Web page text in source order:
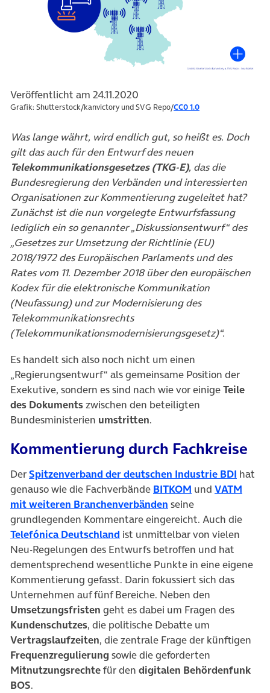
Veröffentlicht am 24.11.2020
Grafik: Shutterstock/kanvictory und SVG Repo/CC0 1.0
Was lange währt, wird endlich gut, so heißt es. Doch
gilt das auch für den Entwurf des neuen
Telekommunikationsgesetzes (TKG-E), das die
Bundesregierung den Verbänden und interessierten
Organisationen zur Kommentierung zugeleitet hat?
Zunächst ist die nun vorgelegte Entwurfsfassung
lediglich ein so genannter „Diskussionsentwurf“ des
„Gesetzes zur Umsetzung der Richtlinie (EU)
2018/1972 des Europäischen Parlaments und des
Rates vom 11. Dezember 2018 über den europäischen
Kodex für die elektronische Kommunikation
(Neufassung) und zur Modernisierung des
Telekommunikationsrechts
(Telekommunikationsmodernisierungsgesetz)“.
Es handelt sich also noch nicht um einen
„Regierungsentwurf“ als gemeinsame Position der
Exekutive, sondern es sind nach wie vor einigeTeile
des Dokumentszwischen den beteiligten
Bundesministerien umstritten.
Kommentierung durch Fachkreise
DerSpitzenverband der deutschen Industrie BDI hat
genauso wie die Fachverbände BITKOM (öffnet in
und VATM
mit weiteren Branchenverbänden (öffnet in neuem Tab)
seine
grundlegenden Kommentare eingereicht. Auch die
Telefónica Deutschland (öffnet in neuem Tab)
ist unmittelbar von vielen
Neu-Regelungen des Entwurfs betroffen und hat
dementsprechend wesentliche Punkte in eine eigene
Kommentierung gefasst. Darin fokussiert sich das
Unternehmen auf fünf Bereiche. Neben den
Umsetzungsfristen geht es dabei um Fragen des
Kundenschutzes, die politische Debatte um
Vertragslaufzeiten, die zentrale Frage der künftigen
Frequenzregulierung sowie die geforderten
Mitnutzungsrechtefür den digitalen Behördenfunk
BOS.